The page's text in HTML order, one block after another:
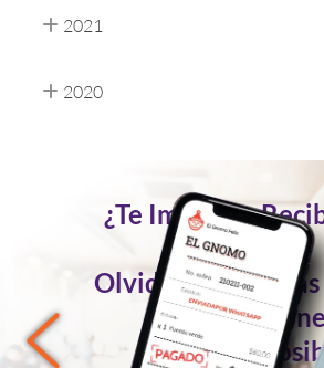
2021
2020
¿Te Imaginas
Pedidos
Olvidándote de las
Ahora es